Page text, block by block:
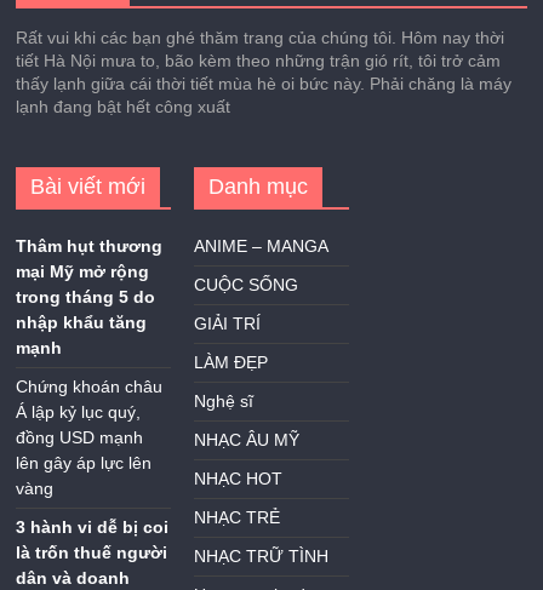
Rất vui khi các bạn ghé thăm trang của chúng tôi. Hôm nay thời
tiết Hà Nội mưa to, bão kèm theo những trận gió rít, tôi trở cảm
thấy lạnh giữa cái thời tiết mùa hè oi bức này. Phải chăng là máy
lạnh đang bật hết công xuất
Bài viết mới
Thâm hụt thương
mại Mỹ mở rộng
trong tháng 5 do
nhập khẩu tăng
mạnh
Chứng khoán châu
Á lập kỷ lục quý,
đồng USD mạnh
lên gây áp lực lên
vàng
3 hành vi dễ bị coi
là trốn thuế người
dân và doanh
Danh mục
ANIME – MANGA
CUỘC SỐNG
GIẢI TRÍ
LÀM ĐẸP
Nghệ sĩ
NHẠC ÂU MỸ
NHẠC HOT
NHẠC TRẺ
NHẠC TRỮ TÌNH